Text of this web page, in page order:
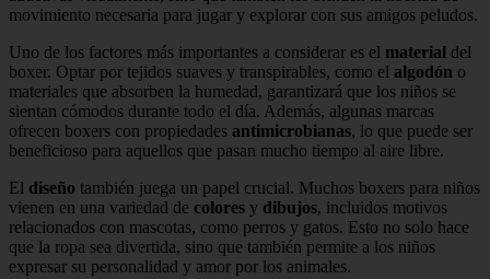
movimiento necesaria para jugar y explorar con sus amigos peludos.
Uno de los factores más importantes a considerar es el material del
boxer. Optar por tejidos suaves y transpirables, como el algodón o
materiales que absorben la humedad, garantizará que los niños se
sientan cómodos durante todo el día. Además, algunas marcas
ofrecen boxers con propiedades antimicrobianas, lo que puede ser
beneficioso para aquellos que pasan mucho tiempo al aire libre.
El diseño también juega un papel crucial. Muchos boxers para niños
vienen en una variedad de colores y dibujos, incluidos motivos
relacionados con mascotas, como perros y gatos. Esto no solo hace
que la ropa sea divertida, sino que también permite a los niños
expresar su personalidad y amor por los animales.